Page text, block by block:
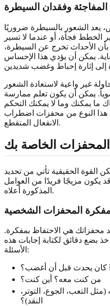
يعد الشعور بالسيطرة ضروريًا
الخطط فجأة، أو عندما لا تسير
الأحداث تخرج عن السيطرة،
يمكن أن يؤدي هذا الإحساس
غير واعية لاستعادة الشعور
يمكن أن يكون تعلم ممارسة
ما يمكنك وما لا يمكنك التحكم
هذا النوع من محفزات اضطراب
الانفعال المتقطع.
الخاصة بك
القوة الحقيقية تأتي من تحديد
يكون مزيجًا فريدًا من العوامل
المذكورة أعلاه.
مفكرة المحفزات الشخصية
محفزاتك هي الاحتفاظ بمفكرة.
بضع دقائق لكتابة إجابات هذه
الأسئلة:
كان يحدث قبل أن أغضب؟
من كنت معه؟ أين كنت؟
التعب، الجوع، التوتر،
النقد)؟